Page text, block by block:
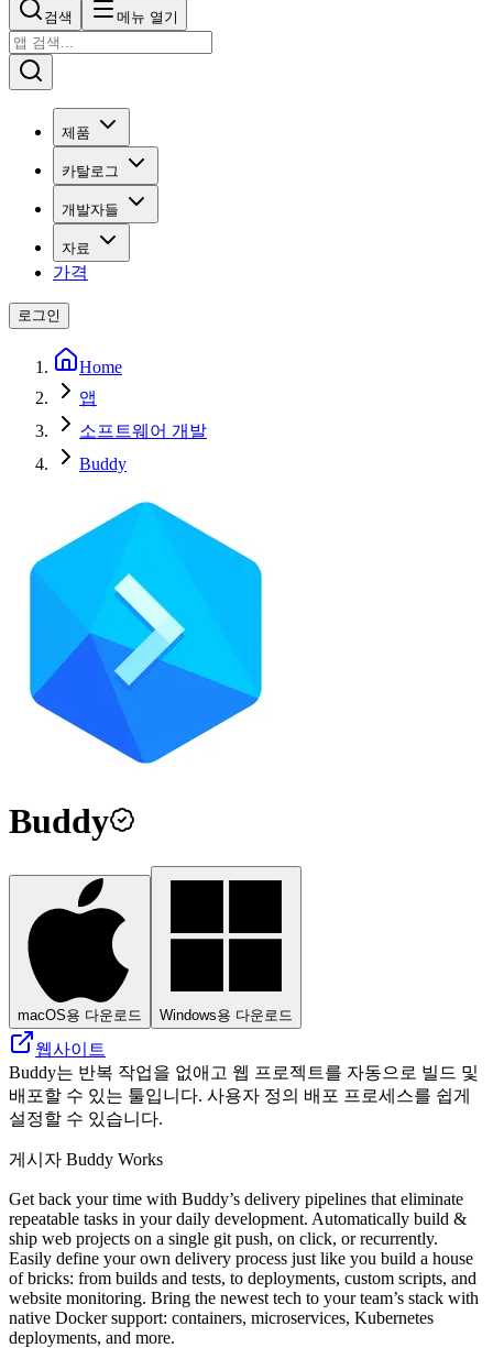
검색 메뉴 열기
제품
카탈로그
개발자들
자료
가격
로그인
Home
앱
소프트웨어 개발
Buddy
Buddy
macOS용 다운로드 Windows용 다운로드
웹사이트
Buddy는 반복 작업을 없애고 웹 프로젝트를 자동으로 빌드 및
배포할 수 있는 툴입니다. 사용자 정의 배포 프로세스를 쉽게
설정할 수 있습니다.
게시자 Buddy Works
Get back your time with Buddy’s delivery pipelines that eliminate
repeatable tasks in your daily development. Automatically build &
ship web projects on a single git push, on click, or recurrently.
Easily define your own delivery process just like you build a house
of bricks: from builds and tests, to deployments, custom scripts, and
website monitoring. Bring the newest tech to your team’s stack with
native Docker support: containers, microservices, Kubernetes
deployments, and more.